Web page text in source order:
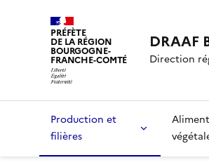
PRÉFÈTE
DE LA RÉGION
BOURGOGNE-
FRANCHE-COMTÉ
DRAAF
Direction
Production et
filières